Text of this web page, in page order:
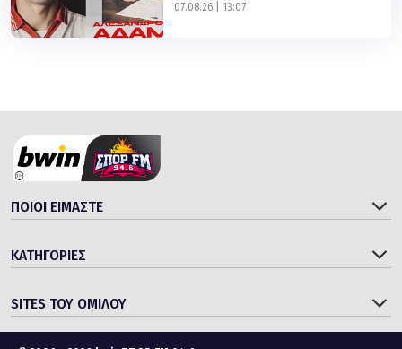
ΠΟΙΟΙ ΕΙΜΑΣΤΕ
ΚΑΤΗΓΟΡΙΕΣ
SITES ΤΟΥ ΟΜΙΛΟΥ
© 2006 - 2026 bwinΣΠΟΡ FM 94.6